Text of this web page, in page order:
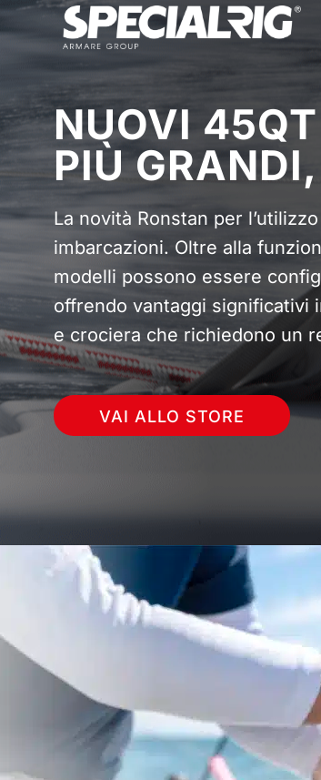
NUOVI
PIÙ
La novità Ronstan per
imbarcazioni. Oltre alla
modelli possono essere
offrendo vantaggi significativi
e crociera che richiedono un
VAI ALLO STORE